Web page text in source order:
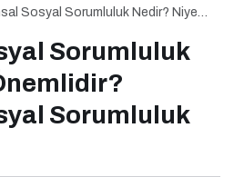
Sosyal Sorumluluk Nedir? Niye
Sorumluluk
Sorumluluk